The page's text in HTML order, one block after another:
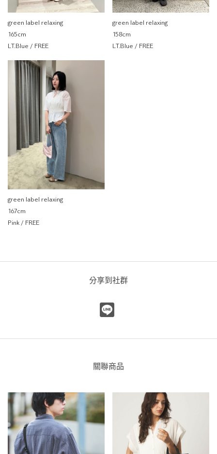
green label relaxing
重量
green label relaxing
green label relaxing 微風南山
店
0cm
green label relaxing
165cm
LT.Blue / FREE
green label relaxing
158cm
LT.Blue / FREE
green label relaxing
167cm
Pink / FREE
分享到社群
關聯商品